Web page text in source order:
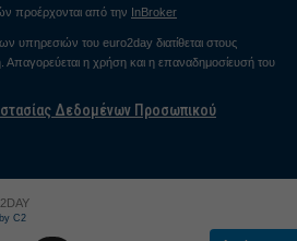
προέρχονται από την InBroker
υπηρεσιών του euro2day διατίθεται στους
η χρήση και η επαναδημοσίευσή του
Δεδομένων Προσωπικού
C2